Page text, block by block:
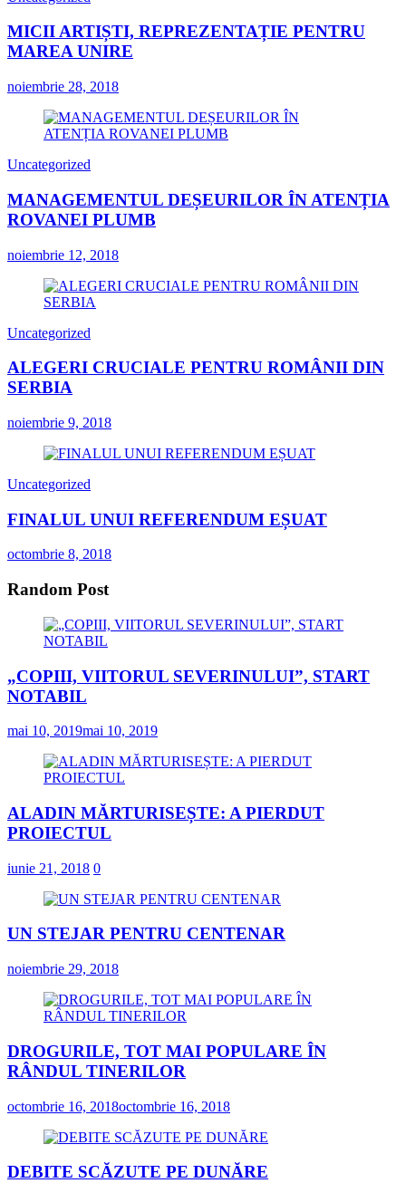
MICII ARTIȘTI, REPREZENTAȚIE PENTRU
MAREA UNIRE
noiembrie 28, 2018
Uncategorized
MANAGEMENTUL DEȘEURILOR ÎN ATENȚIA
ROVANEI PLUMB
noiembrie 12, 2018
Uncategorized
ALEGERI CRUCIALE PENTRU ROMÂNII DIN
SERBIA
noiembrie 9, 2018
Uncategorized
FINALUL UNUI REFERENDUM EȘUAT
octombrie 8, 2018
Random Post
„COPIII, VIITORUL SEVERINULUI”, START
NOTABIL
mai 10, 2019mai 10, 2019
ALADIN MĂRTURISEȘTE: A PIERDUT
PROIECTUL
iunie 21, 2018 0
UN STEJAR PENTRU CENTENAR
noiembrie 29, 2018
DROGURILE, TOT MAI POPULARE ÎN
RÂNDUL TINERILOR
octombrie 16, 2018octombrie 16, 2018
DEBITE SCĂZUTE PE DUNĂRE